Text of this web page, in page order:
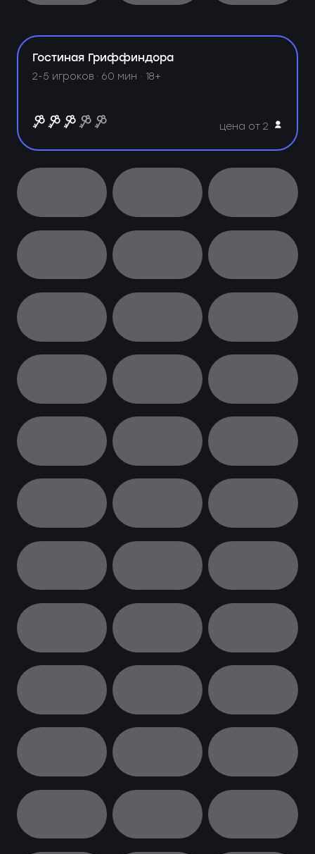
Гостиная Гриффиндора
2-5 игроков · 60 мин · 18+
цена от 2